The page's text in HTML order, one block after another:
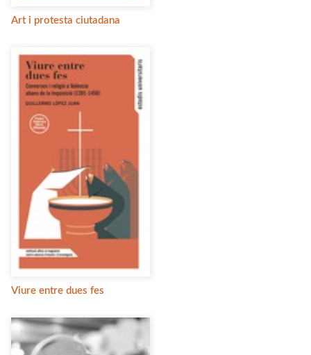
Art i protesta ciutadana
Viure entre dues fes